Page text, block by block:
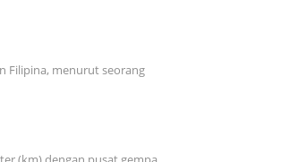
Filipina, menurut seorang